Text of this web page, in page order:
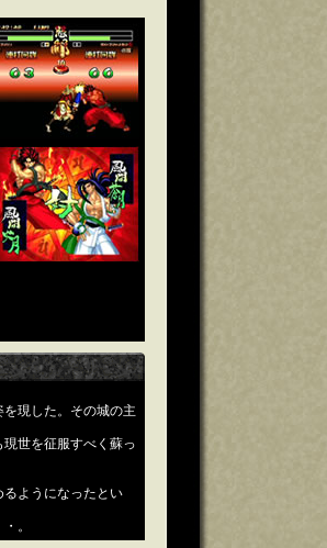
現した。その城の主
世を征服すべく蘇っ
ようになったとい
。